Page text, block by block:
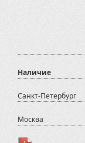
Наличие
Санкт-Петербург
Москва